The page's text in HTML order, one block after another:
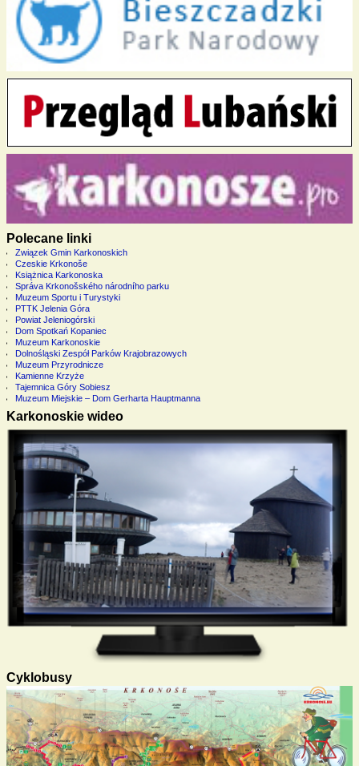
Polecane linki
Związek Gmin Karkonoskich
Czeskie Krkonoše
Książnica Karkonoska
Správa Krkonošského národního parku
Muzeum Sportu i Turystyki
PTTK Jelenia Góra
Powiat Jeleniogórski
Dom Spotkań Kopaniec
Muzeum Karkonoskie
Dolnośląski Zespół Parków Krajobrazowych
Muzeum Przyrodnicze
Kamienne Krzyże
Tajemnica Góry Sobiesz
Muzeum Miejskie – Dom Gerharta Hauptmanna
Karkonoskie wideo
Cyklobusy